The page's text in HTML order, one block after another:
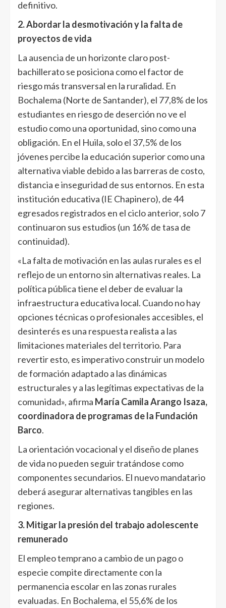
definitivo.
2. Abordar la desmotivación y la falta de
proyectos de vida
La ausencia de un horizonte claro post-
bachillerato se posiciona como el factor de
riesgo más transversal en la ruralidad. En
Bochalema (Norte de Santander), el 77,8% de los
estudiantes en riesgo de deserción no ve el
estudio como una oportunidad, sino como una
obligación. En el Huila, solo el 37,5% de los
jóvenes percibe la educación superior como una
alternativa viable debido a las barreras de costo,
distancia e inseguridad de sus entornos. En esta
institución educativa (IE Chapinero), de 44
egresados registrados en el ciclo anterior, solo 7
continuaron sus estudios (un 16% de tasa de
continuidad).
«La falta de motivación en las aulas rurales es el
reflejo de un entorno sin alternativas reales. La
política pública tiene el deber de evaluar la
infraestructura educativa local. Cuando no hay
opciones técnicas o profesionales accesibles, el
desinterés es una respuesta realista a las
limitaciones materiales del territorio. Para
revertir esto, es imperativo construir un modelo
de formación adaptado a las dinámicas
estructurales y a las legítimas expectativas de la
comunidad», afirma María Camila Arango Isaza,
coordinadora de programas de la Fundación
Barco.
La orientación vocacional y el diseño de planes
de vida no pueden seguir tratándose como
componentes secundarios. El nuevo mandatario
deberá asegurar alternativas tangibles en las
regiones.
3. Mitigar la presión del trabajo adolescente
remunerado
El empleo temprano a cambio de un pago o
especie compite directamente con la
permanencia escolar en las zonas rurales
evaluadas. En Bochalema, el 55,6% de los